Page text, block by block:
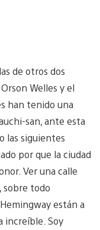
de otros dos
Welles y el
han tenido una
san, ante esta
las siguientes
por que la ciudad
Ver una calle
sobre todo
están a
increíble. Soy